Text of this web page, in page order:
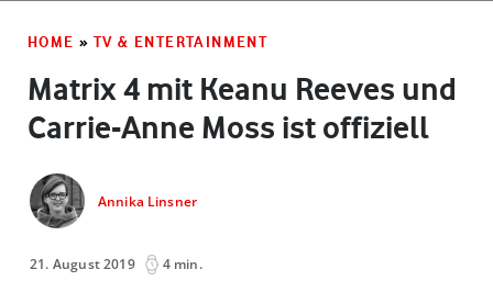
HOME » TV & ENTERTAINMENT
Matrix 4 mit Keanu Reeves und
Carrie-Anne Moss ist offiziell
Annika Linsner
21. August 2019 4 min.